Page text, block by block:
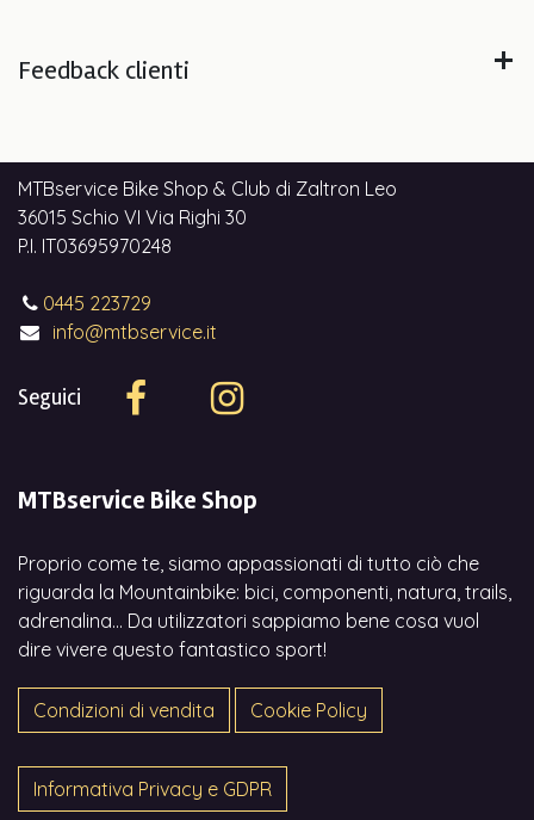
Feedback clienti
MTBservice Bike Shop & Club di Zaltron Leo
36015 Schio VI Via Righi 30
P.I. IT03695970248
0445 223729
info@mtbservice.it
Seguici
MTBservice Bike Shop
Proprio come te, siamo appassionati di tutto ciò che
riguarda la Mountainbike: bici, componenti, natura, trails,
adrenalina... Da utilizzatori sappiamo bene cosa vuol
dire vivere questo fantastico sport!
Condizioni di vendita Cookie Policy
Informativa Privacy e GDPR